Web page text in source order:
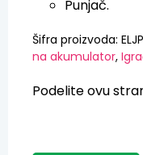
Punjač.
Šifra proizvoda:
na akumulator,
Podelite ovu